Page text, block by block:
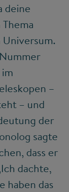
deine
–
– und
der
sagte
dass er
dachte,
haben das